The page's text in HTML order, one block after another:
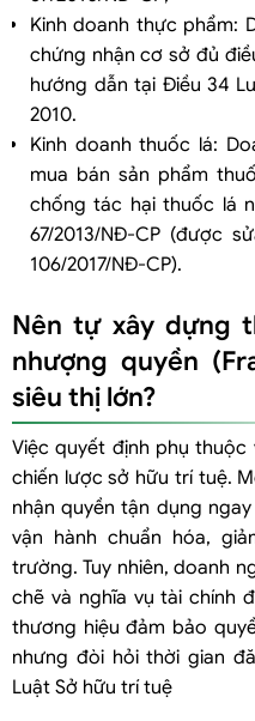
Kinh doanh thực phẩm:
chứng nhận cơ sở đủ
hướng dẫn tại Điều 34
2010.
Kinh doanh thuốc lá:
mua bán sản phẩm
chống tác hại thuốc lá
67/2013/NĐ-CP (được
106/2017/NĐ-CP).
Nên tự xây dựng
nhượng quyền
siêu thị lớn?
Việc quyết định phụ
chiến lược sở hữu trí tuệ.
nhận quyền tận dụng
vận hành chuẩn hóa,
trường. Tuy nhiên, doanh
chẽ và nghĩa vụ tài chính
thương hiệu đảm bảo
nhưng đòi hỏi thời gian
Luật Sở hữu trí tuệ